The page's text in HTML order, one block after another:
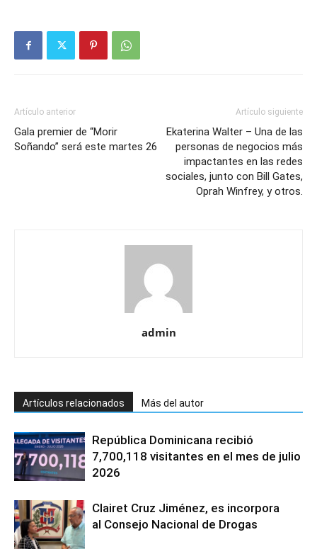
Artículo anterior
Gala premier de “Morir
Soñando” será este martes 26
Artículo siguiente
Ekaterina Walter – Una de las
personas de negocios más
impactantes en las redes
sociales, junto con Bill Gates,
Oprah Winfrey, y otros.
admin
Artículos relacionados Más del autor
República Dominicana recibió
7,700,118 visitantes en el mes de julio
2026
Clairet Cruz Jiménez, es incorpora
al Consejo Nacional de Drogas